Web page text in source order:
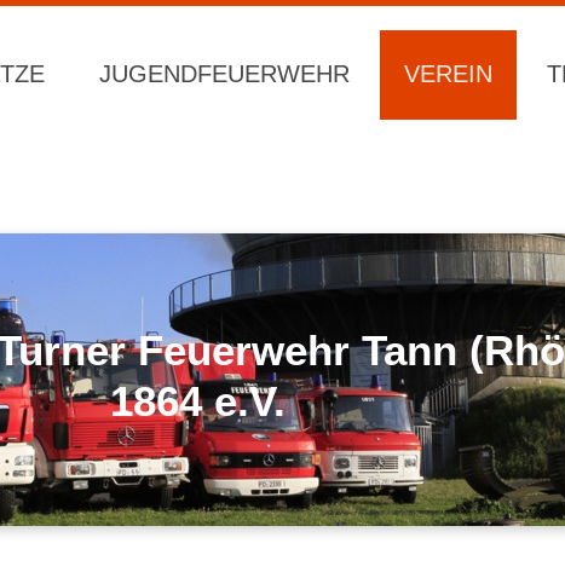
JUGENDFEUERWEHR VEREIN
Feuerwehr Tann
1864 e.V.